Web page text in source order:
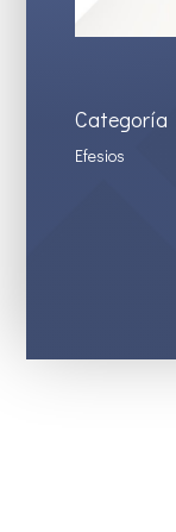
Categoría
Efesios